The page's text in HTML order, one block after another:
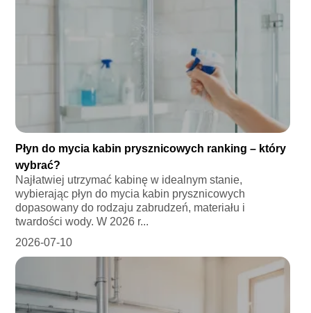
Płyn do mycia kabin prysznicowych ranking – który
wybrać?
Najłatwiej utrzymać kabinę w idealnym stanie,
wybierając płyn do mycia kabin prysznicowych
dopasowany do rodzaju zabrudzeń, materiału i
twardości wody. W 2026 r...
2026-07-10